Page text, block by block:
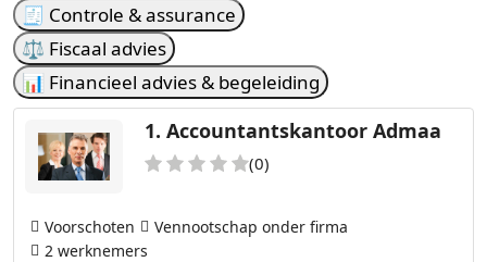
🧾 Controle & assurance
⚖️ Fiscaal advies
📊 Financieel advies & begeleiding
1. Accountantskantoor Admaa
(0)
Voorschoten
Vennootschap onder firma
2 werknemers